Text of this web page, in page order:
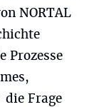
NORTAL
Prozesse
Frage